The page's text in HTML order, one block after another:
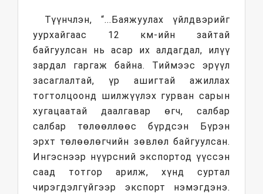
Түүнчлэн, “...Баяжуулах үйлдвэрийг
уурхайгаас 12 км-ийн зайтай
байгуулсан нь асар их алдагдал, илүү
зардал гаргаж байна. Тиймээс эрүүл
засаглалтай, үр ашигтай ажиллах
тогтолцоонд шилжүүлэх гурван сарын
хугацаатай даалгавар өгч, салбар
салбар төлөөллөөс бүрдсэн Бүрэн
эрхт төлөөлөгчийн зөвлөл байгуулсан.
Ингэснээр нүүрсний экспортод үүссэн
саад тотгор арилж, хүнд суртал
чирэгдэлгүйгээр экспорт нэмэгдэнэ.